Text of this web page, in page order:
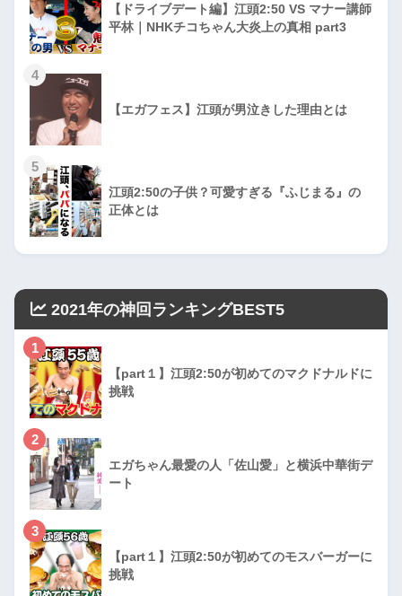
【ドライブデート編】江頭2:50 VS マナー講師
平林｜NHKチコちゃん大炎上の真相 part3
4
【エガフェス】江頭が男泣きした理由とは
5
江頭2:50の子供？可愛すぎる『ふじまる』の
正体とは
2021年の神回ランキングBEST5
1
【part１】江頭2:50が初めてのマクドナルドに
挑戦
2
エガちゃん最愛の人「佐山愛」と横浜中華街デ
ート
3
【part１】江頭2:50が初めてのモスバーガーに
挑戦